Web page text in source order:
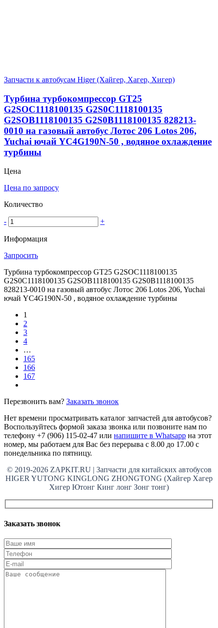
Запчасти к автобусам Higer (Хайгер, Хагер, Хигер)
Турбина турбокомпрессор GT25
G2SOC1118100135 G2S0C1118100135
G2SOB1118100135 G2S0B1118100135 828213-
0010 на газовый автобус Лотос 206 Lotos 206,
Yuchai ючай YC4G190N-50 , водяное охлаждение
турбины
Цена
Цена по запросу
Количество
- +
Информация
Запросить
Турбина турбокомпрессор GT25 G2SOC1118100135
G2S0C1118100135 G2SOB1118100135 G2S0B1118100135
828213-0010 на газовый автобус Лотос 206 Lotos 206, Yuchai
ючай YC4G190N-50 , водяное охлаждение турбины
1
2
3
4
…
165
166
167
Перезвонить вам? Заказать звонок
Нет времени просматривать каталог запчастей для автобусов?
Воспользуйтесь формой заказа звонка или позвоните нам по
телефону +7 (906) 115-02-47 или напишите в Whatsapp на этот
номер, мы работаем для Вас без перерыва с 8.00 до 17.00 с
понедельника по пятницу.
© 2019-2026 ZAPKIT.RU | Запчасти для китайских автобусов
HIGER YUTONG KINGLONG ZHONGTONG (Хайгер Хагер
Хигер Ютонг Кинг лонг Зонг тонг)
Заказать звонок